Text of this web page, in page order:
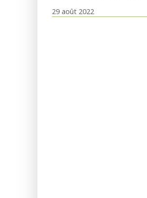
29 août 2022